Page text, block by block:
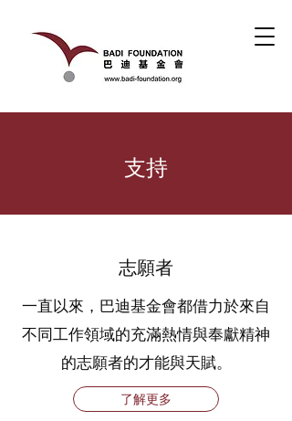
支持
志願者
一直以來，巴迪基金會都借力於來自
不同工作領域的充滿熱情與奉獻精神
的志願者的才能與天賦。
了解更多